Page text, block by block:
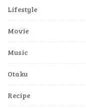
Lifestyle
Movie
Music
Otaku
Recipe